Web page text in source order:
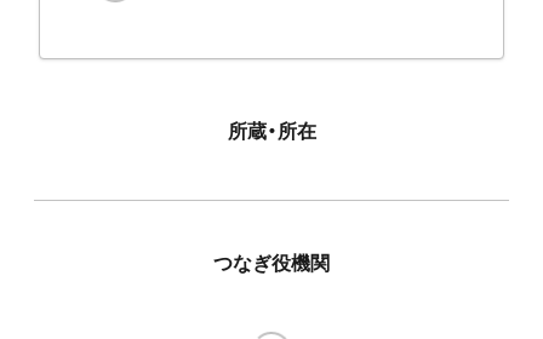
所蔵・所在
つなぎ役機関